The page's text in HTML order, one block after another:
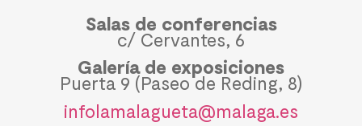
Salas de conferencias
c/ Cervantes, 6
Galería de exposiciones
Puerta 9 (Paseo de Reding, 8)
infolamalagueta@malaga.es